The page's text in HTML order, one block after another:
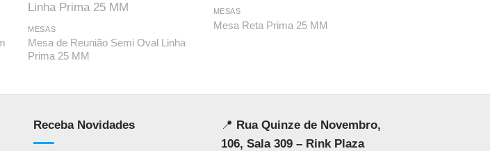
MESAS
Mesa de Reunião Semi Oval Linha
Prima 25 MM
MESAS
Mesa Reta Prima 25 MM
Receba Novidades 📍 Rua Quinze de Novembro,
106, Sala 309 – Rink Plaza